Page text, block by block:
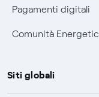
Pagamenti digitali
Comunità
Siti globali